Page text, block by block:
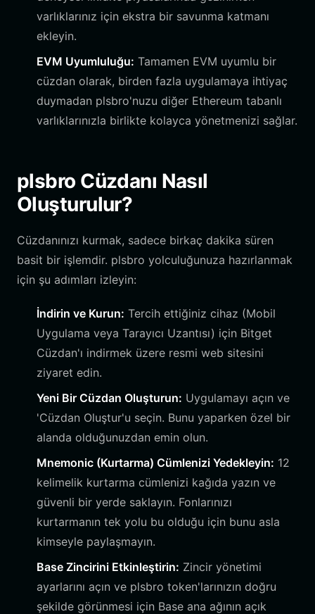
varlıklarınız için ekstra bir savunma katmanı
ekleyin.
EVM Uyumluluğu: Tamamen EVM uyumlu bir
cüzdan olarak, birden fazla uygulamaya ihtiyaç
duymadan plsbro'nuzu diğer Ethereum tabanlı
varlıklarınızla birlikte kolayca yönetmenizi sağlar.
plsbro Cüzdanı Nasıl
Oluşturulur?
Cüzdanınızı kurmak, sadece birkaç dakika süren
basit bir işlemdir. plsbro yolculuğunuza hazırlanmak
için şu adımları izleyin:
İndirin ve Kurun: Tercih ettiğiniz cihaz (Mobil
Uygulama veya Tarayıcı Uzantısı) için Bitget
Cüzdan'ı indirmek üzere resmi web sitesini
ziyaret edin.
Yeni Bir Cüzdan Oluşturun: Uygulamayı açın ve
'Cüzdan Oluştur'u seçin. Bunu yaparken özel bir
alanda olduğunuzdan emin olun.
Mnemonic (Kurtarma) Cümlenizi Yedekleyin: 12
kelimelik kurtarma cümlenizi kağıda yazın ve
güvenli bir yerde saklayın. Fonlarınızı
kurtarmanın tek yolu bu olduğu için bunu asla
kimseyle paylaşmayın.
Base Zincirini Etkinleştirin: Zincir yönetimi
ayarlarını açın ve plsbro token'larınızın doğru
şekilde görünmesi için Base ana ağının açık